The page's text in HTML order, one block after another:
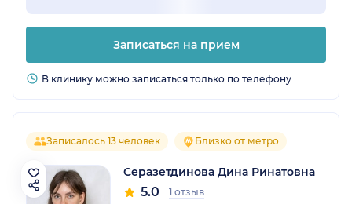
Записаться на прием
В клинику можно записаться только по телефону
Записалось 13 человек Близко от метро
Серазетдинова Дина Ринатовна
5.0 1 отзыв